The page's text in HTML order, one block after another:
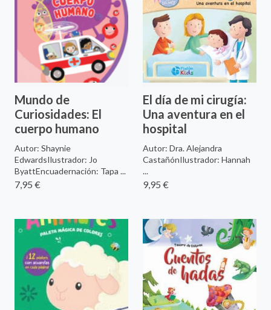
Mundo de
Curiosidades: El
cuerpo humano
Autor: Shaynie
EdwardsIlustrador: Jo
ByattEncuadernación: Tapa ...
7,95 €
El día de mi cirugía:
Una aventura en el
hospital
Autor: Dra. Alejandra
CastañónIlustrador: Hannah
...
9,95 €